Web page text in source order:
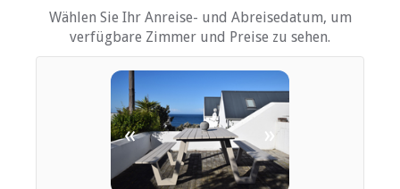
EINRICHTUNGEN AUF DEM GELÄNDE
Kinderfreundlich (alle Altersgruppen)
Parkplatz (abseits der Straße)
ESSEN UND TRINKEN
Braai / Grill (BBQ)
Wählen Sie Ihr Anreise- und Abreisedatum, um
verfügbare Zimmer und Preise zu sehen.
« »